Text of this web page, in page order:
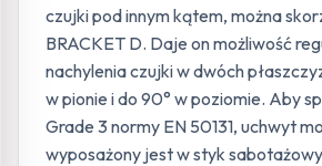
czujki pod innym kątem, można
BRACKET D. Daje on możliwość
nachylenia czujki w dwóch
w pionie i do 90° w poziomie. Aby
Grade 3 normy EN 50131, uchwyt
wyposażony jest w styk